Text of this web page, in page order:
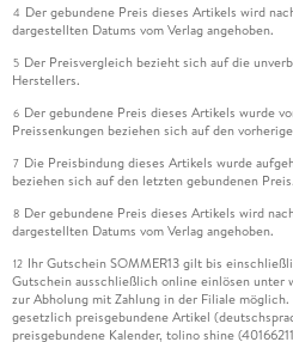
4 Der gebundene Preis dieses Artikels wird
dargestellten Datums vom Verlag angehoben.
5 Der Preisvergleich bezieht sich auf die
Herstellers.
6 Der gebundene Preis dieses Artikels wurde
Preissenkungen beziehen sich auf den
7 Die Preisbindung dieses Artikels wurde
beziehen sich auf den letzten gebundenen Preis.
8 Der gebundene Preis dieses Artikels wird
dargestellten Datums vom Verlag angehoben.
12 Ihr Gutschein SOMMER13 gilt bis
Gutschein ausschließlich online einlösen unter
zur Abholung mit Zahlung in der Filiale
gesetzlich preisgebundene Artikel
preisgebundene Kalender, tolino shine